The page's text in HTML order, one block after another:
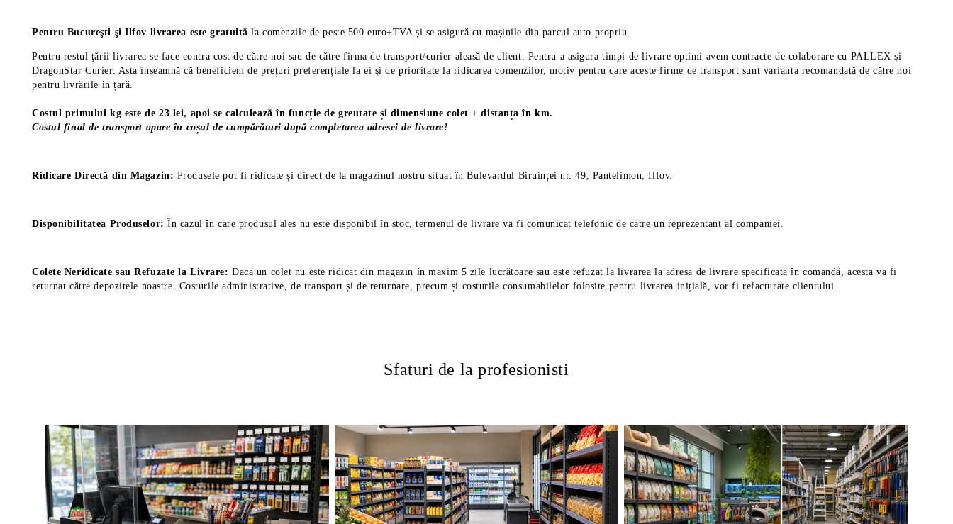
Pentru Bucureşti şi Ilfov livrarea este gratuită la comenzile de peste 500 euro+TVA și se asigură cu mașinile din parcul auto propriu.
Pentru restul ţării livrarea se face contra cost de către noi sau de către firma de transport/curier aleasă de client. Pentru a asigura timpi de livrare optimi avem contracte de colaborare cu PALLEX și
DragonStar Curier. Asta înseamnă că beneficiem de prețuri preferențiale la ei și de prioritate la ridicarea comenzilor, motiv pentru care aceste firme de transport sunt varianta recomandată de către noi
pentru livrările în țară.
Costul primului kg este de 23 lei, apoi se calculează în funcție de greutate și dimensiune colet + distanța în km.
Costul final de transport apare în coșul de cumpărături după completarea adresei de livrare!
Ridicare Directă din Magazin: Produsele pot fi ridicate și direct de la magazinul nostru situat în Bulevardul Biruinței nr. 49, Pantelimon, Ilfov.
Disponibilitatea Produselor: În cazul în care produsul ales nu este disponibil în stoc, termenul de livrare va fi comunicat telefonic de către un reprezentant al companiei.
Colete Neridicate sau Refuzate la Livrare: Dacă un colet nu este ridicat din magazin în maxim 5 zile lucrătoare sau este refuzat la livrarea la adresa de livrare specificată în comandă, acesta va fi
returnat către depozitele noastre. Costurile administrative, de transport și de returnare, precum și costurile consumabilelor folosite pentru livrarea inițială, vor fi refacturate clientului.
Sfaturi de la profesionisti